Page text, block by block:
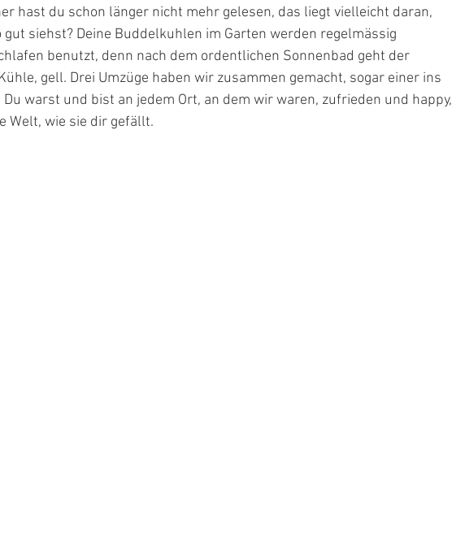
hast du schon länger nicht mehr gelesen, das liegt vielleicht daran,
siehst? Deine Buddelkuhlen im Garten werden regelmässig
benutzt, denn nach dem ordentlichen Sonnenbad geht der
gell. Drei Umzüge haben wir zusammen gemacht, sogar einer ins
warst und bist an jedem Ort, an dem wir waren, zufrieden und happy,
Welt, wie sie dir gefällt.